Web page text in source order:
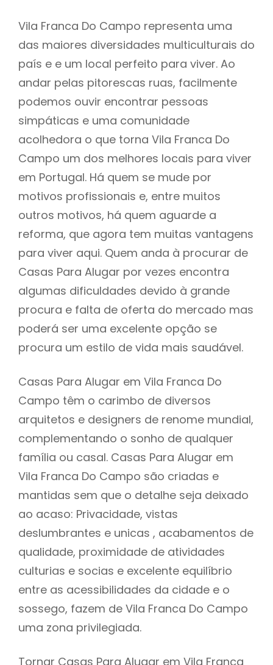
Vila Franca Do Campo representa uma
das maiores diversidades multiculturais do
país e e um local perfeito para viver. Ao
andar pelas pitorescas ruas, facilmente
podemos ouvir encontrar pessoas
simpáticas e uma comunidade
acolhedora o que torna Vila Franca Do
Campo um dos melhores locais para viver
em Portugal. Há quem se mude por
motivos profissionais e, entre muitos
outros motivos, há quem aguarde a
reforma, que agora tem muitas vantagens
para viver aqui. Quem anda à procurar de
Casas Para Alugar por vezes encontra
algumas dificuldades devido à grande
procura e falta de oferta do mercado mas
poderá ser uma excelente opção se
procura um estilo de vida mais saudável.
Casas Para Alugar em Vila Franca Do
Campo têm o carimbo de diversos
arquitetos e designers de renome mundial,
complementando o sonho de qualquer
família ou casal. Casas Para Alugar em
Vila Franca Do Campo são criadas e
mantidas sem que o detalhe seja deixado
ao acaso: Privacidade, vistas
deslumbrantes e unicas , acabamentos de
qualidade, proximidade de atividades
culturias e socias e excelente equilíbrio
entre as acessibilidades da cidade e o
sossego, fazem de Vila Franca Do Campo
uma zona privilegiada.
Tornar Casas Para Alugar em Vila Franca